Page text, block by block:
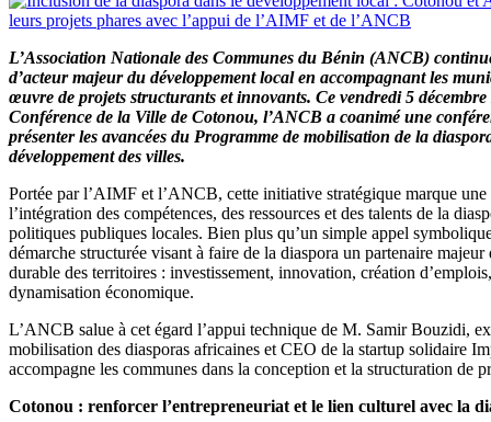
L’Association Nationale des Communes du Bénin (ANCB)
d’acteur majeur du développement local en accompagnant les
œuvre de projets structurants et innovants. Ce vendredi 5 décembre
Conférence de la Ville de Cotonou, l’ANCB a coanimé une
présenter les avancées du Programme de mobilisation de la
développement des villes.
Portée par l’AIMF et l’ANCB, cette initiative stratégique marque une
l’intégration des compétences, des ressources et des talents de la
politiques publiques locales. Bien plus qu’un simple appel
démarche structurée visant à faire de la diaspora un partenaire
durable des territoires : investissement, innovation, création
dynamisation économique.
L’ANCB salue à cet égard l’appui technique de M. Samir Bouzidi,
mobilisation des diasporas africaines et CEO de la startup solidaire
accompagne les communes dans la conception et la structuration de
Cotonou : renforcer l’entrepreneuriat et le lien culturel avec la